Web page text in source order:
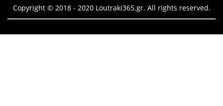
Copyright © 2018 - 2020 Loutraki365.gr. All rights reserved.